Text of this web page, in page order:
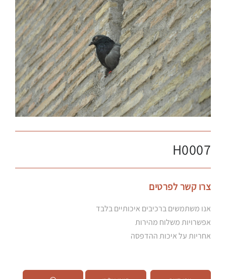
H0007
צרו קשר לפרטים
אנו משתמשים ברכיבים איכותיים בלבד
אפשרויות משלוח מהירות
אחריות על איכות ההדפסה